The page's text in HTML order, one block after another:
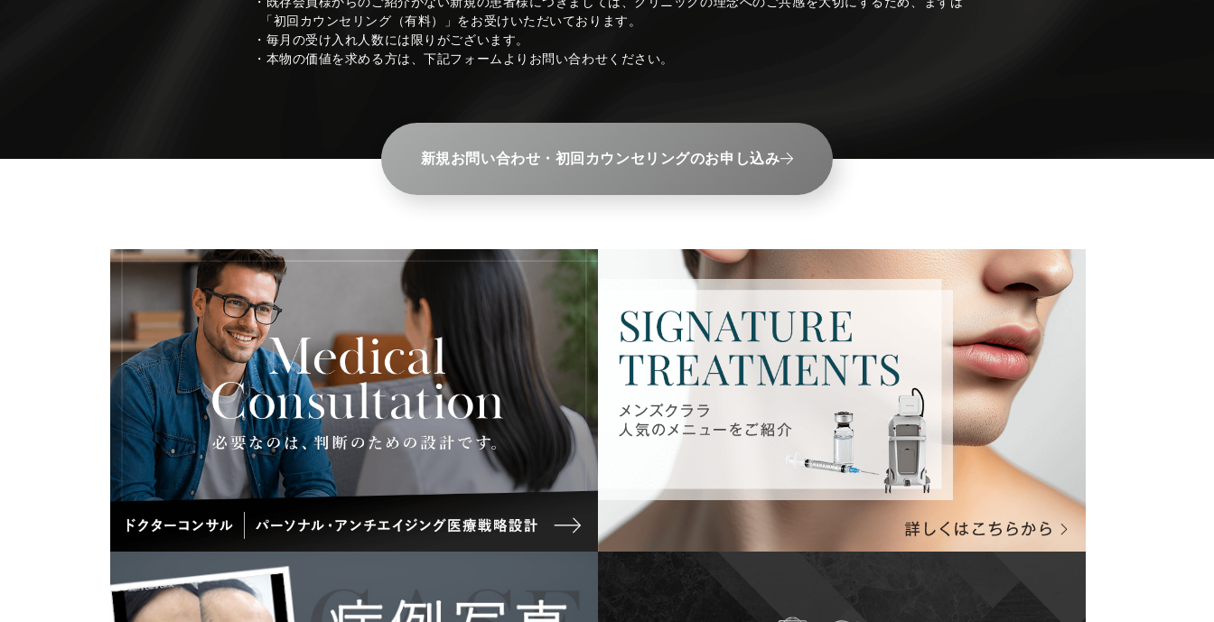
「初回カウンセリング（有料）」をお受けいただいております。
・毎月の受け入れ人数には限りがございます。
・本物の価値を求める方は、下記フォームよりお問い合わせください。
新規お問い合わせ・初回カウンセリングのお申し込み